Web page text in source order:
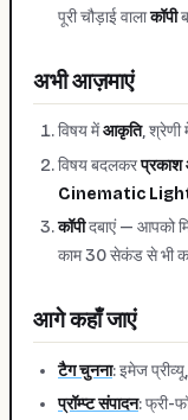
पूरी चौड़ाई वालाकॉपी
अभी आज़माएं
विषय मेंआकृति, श्रेणी
विषय बदलकरप्रकाश
Cinematic
कॉपीदबाएं — आपको
काम 30 सेकंड से भी
आगे कहाँ जाएं
टैग चुनना: इमेज
प्रॉम्प्ट संपादन: फ्री-